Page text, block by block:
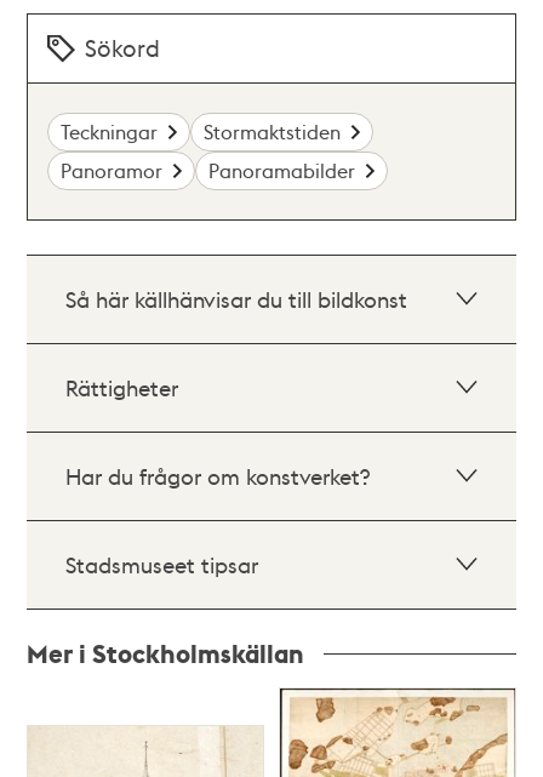
Sökord
Teckningar
Stormaktstiden
Panoramor
Panoramabilder
Så här källhänvisar du till bildkonst
Rättigheter
Har du frågor om konstverket?
Stadsmuseet tipsar
Mer i Stockholmskällan
poster